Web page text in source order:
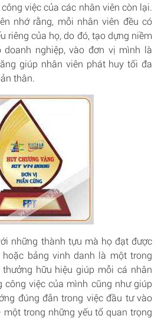
việc của các nhân viên còn lại.
nhớ rằng, mỗi nhân viên đều có
riêng của họ, do đó, tạo dựng niềm
nghiệp, vào đơn vị mình là
giúp nhân viên phát huy tối đa
thân.
những thành tựu mà họ đạt được
bảng vinh danh là một trong
hữu hiệu giúp mỗi cá nhân
việc của mình cũng như giúp
đúng đắn trong việc đầu tư vào
trong những yếu tố quan trọng